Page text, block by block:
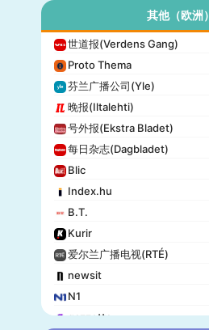
其他（欧洲）
世道报(Verdens Gang)
Proto Thema
芬兰广播公司(Yle)
晚报(Iltalehti)
号外报(Ekstra Bladet)
每日杂志(Dagbladet)
Blic
Index.hu
B.T.
Kurir
爱尔兰广播电视(RTÉ)
newsit
N1
gazzetta